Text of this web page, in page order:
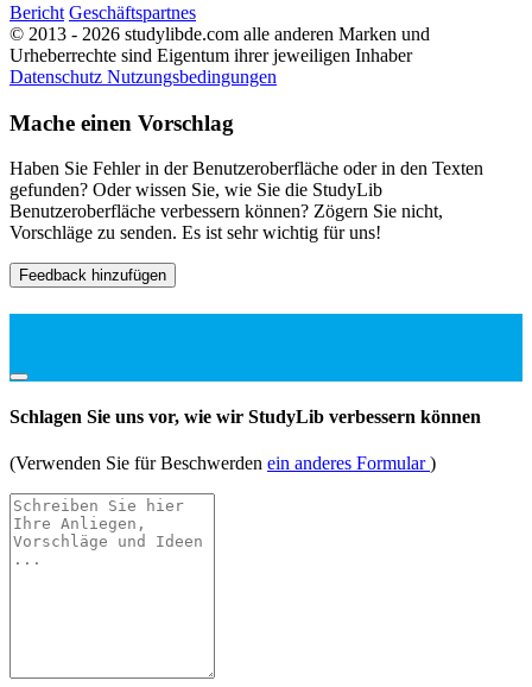
Bericht Geschäftspartnes
© 2013 - 2026 studylibde.com alle anderen Marken und
Urheberrechte sind Eigentum ihrer jeweiligen Inhaber
Datenschutz Nutzungsbedingungen
Mache einen Vorschlag
Haben Sie Fehler in der Benutzeroberfläche oder in den Texten
gefunden? Oder wissen Sie, wie Sie die StudyLib
Benutzeroberfläche verbessern können? Zögern Sie nicht,
Vorschläge zu senden. Es ist sehr wichtig für uns!
Feedback hinzufügen
Schlagen Sie uns vor, wie wir StudyLib verbessern können
(Verwenden Sie für Beschwerden ein anderes Formular)